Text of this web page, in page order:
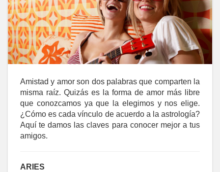
Amistad y amor son dos palabras que comparten la
misma raíz. Quizás es la forma de amor más libre
que conozcamos ya que la elegimos y nos elige.
¿Cómo es cada vínculo de acuerdo a la astrología?
Aquí te damos las claves para conocer mejor a tus
amigos.
ARIES